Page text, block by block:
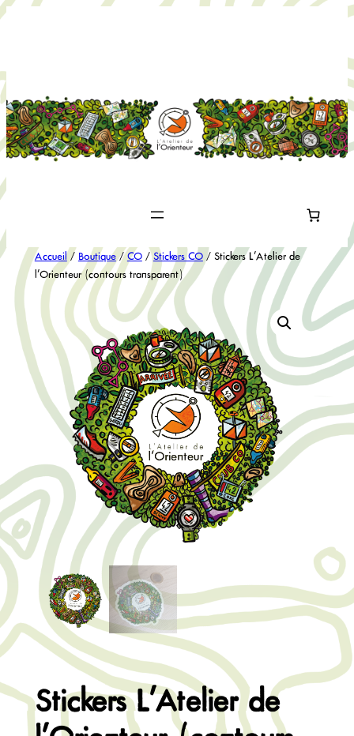
Aller
Accueil/ Boutique/CO/Stickers CO/ Stickers L’Atelier de
l’Orienteur (contours transparent)
Stickers L’Atelier de